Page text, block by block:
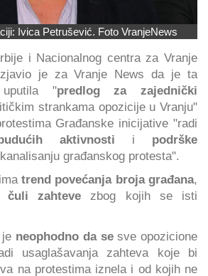
Ivica Petrušević. Foto VranjeNews
i Nacionalnog centra za Vranje
je za Vranje News da je ta
"predlog za zajednički
strankama opozicije u Vranju"
Građanske inicijative "radi
aktivnosti i podrške
građanskog protesta".
trend povećanja broja građana,
čuli zahteve zbog kojih se isti
neophodno da sesve opozicione
usaglašavanja zahteva koje bi
na protestima iznela i od kojih ne